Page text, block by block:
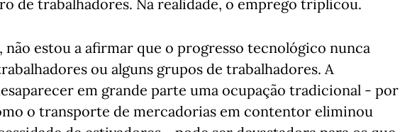
de trabalhadores. Na realidade, o emprego triplicou.
não estou a afirmar que o progresso tecnológico nunca
ou alguns grupos de trabalhadores. A
em grande parte uma ocupação tradicional - por
o transporte de mercadorias em contentor eliminou